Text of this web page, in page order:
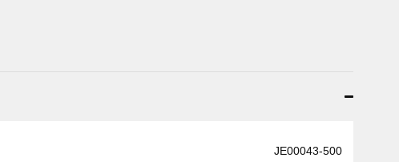
JE00043-500